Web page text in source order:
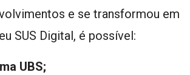
e se transformou em
SUS Digital, é possível:
UBS;